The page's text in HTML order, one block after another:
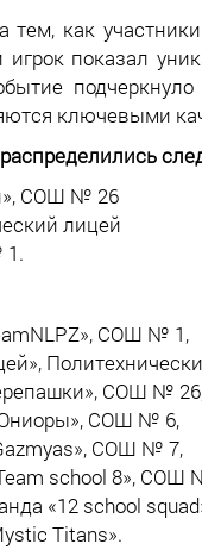
как
показал
ключевыми
СОШ № 26
лицей
1.
СОШ № 1,
СОШ №
СОШ № 6,
СОШ № 7,
school 8», СОШ
«12 school
Titans».